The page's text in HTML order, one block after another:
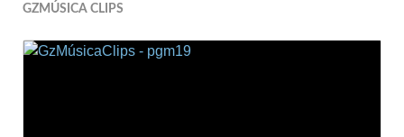
GZMÚSICA CLIPS